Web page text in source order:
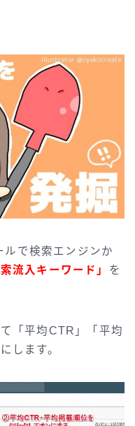
で検索エンジンか
索流入キーワード」 を
「平均CTR」「平均
します。